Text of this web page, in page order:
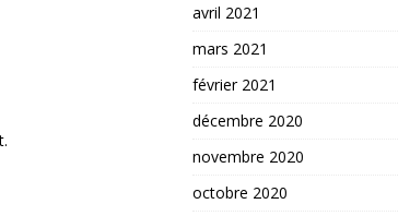
avril 2021
mars 2021
février 2021
décembre 2020
novembre 2020
octobre 2020